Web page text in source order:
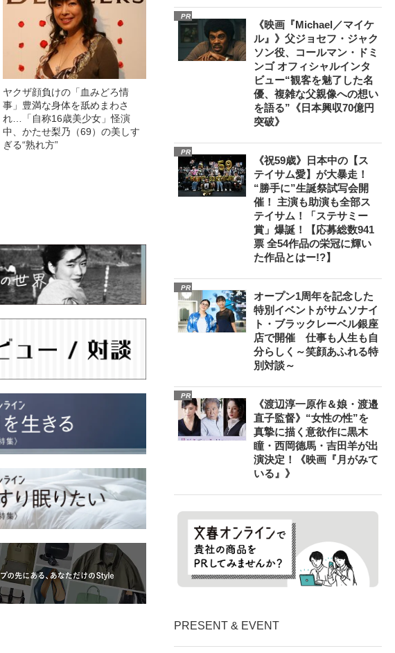
ヤクザ顔負けの「血みどろ情
事」豊満な身体を舐めまわさ
れ…「自称16歳美少女」怪演
中、かたせ梨乃（69）の美しす
ぎる“熟れ方”
PR
《映画『Michael／マイケ
ル』》父ジョセフ・ジャク
ソン役、コールマン・ドミ
ンゴ オフィシャルインタ
ビュー“観客を魅了した名
優、複雑な父親像への想い
を語る”《日本興収70億円
突破》
PR
《祝59歳》日本中の【ス
テイサム愛】が大暴走！
“勝手に”生誕祭試写会開
催！ 主演も助演も全部ス
テイサム！「ステサミー
賞」爆誕！【応募総数941
票 全54作品の栄冠に輝い
た作品とはー!?】
PR
オープン1周年を記念した
特別イベントがサムソナイ
ト・ブラックレーベル銀座
店で開催 仕事も人生も自
分らしく～笑顔あふれる特
別対談～
PR
《渡辺淳一原作＆娘・渡邉
直子監督》“女性の性”を
真摯に描く意欲作に黒木
瞳・西岡德馬・吉田羊が出
演決定！《映画『月がみて
いる』》
PRESENT & EVENT